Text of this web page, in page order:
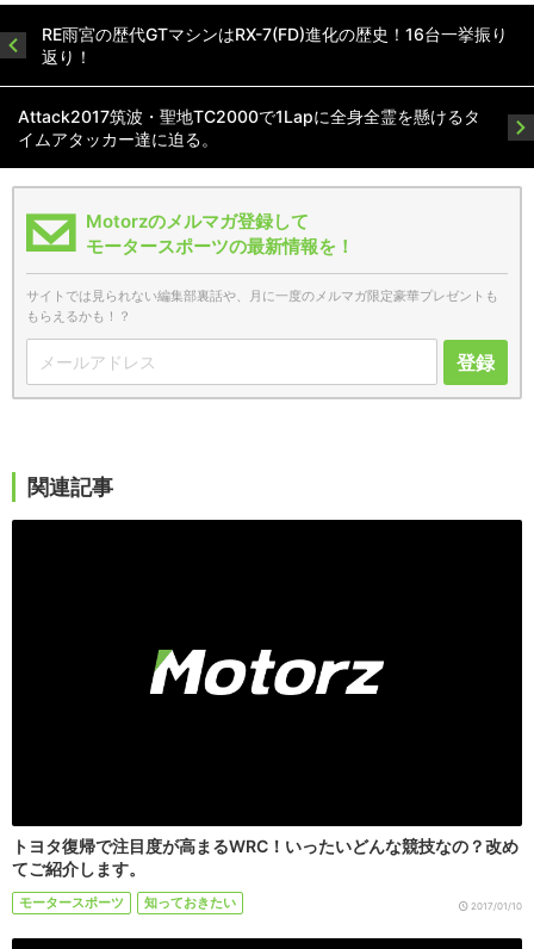
RE雨宮の歴代GTマシンはRX-7(FD)進化の歴史！16台一挙振り
返り！
Attack2017筑波・聖地TC2000で1Lapに全身全霊を懸けるタ
イムアタッカー達に迫る。
Motorzのメルマガ登録して
モータースポーツの最新情報を！
サイトでは見られない編集部裏話や、月に一度のメルマガ限定豪華プレゼントも
もらえるかも！？
登録
関連記事
トヨタ復帰で注目度が高まるWRC！いったいどんな競技なの？改め
てご紹介します。
モータースポーツ 知っておきたい 2017/01/10